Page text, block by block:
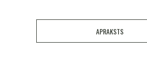
APRAKSTS